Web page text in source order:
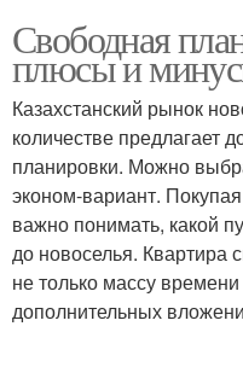
Свободная
плюсы и
Казахстанский рынок
количестве предлагает
планировки. Можно
эконом-вариант.
важно понимать, какой
до новоселья. Квартира
не только массу
дополнительных